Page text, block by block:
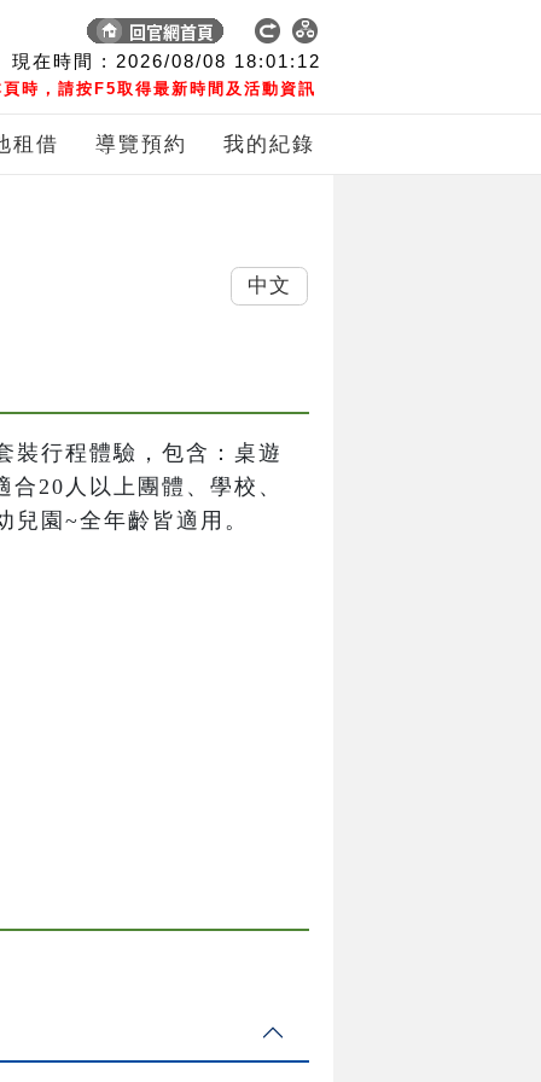
現在時間 : 2026/08/08 18:01:13
時，請按F5取得最新時間及活動資訊
租借 導覽預約 我的紀錄
裝行程體驗，包含：桌遊
20人以上團體、學校、
園~全年齡皆適用。